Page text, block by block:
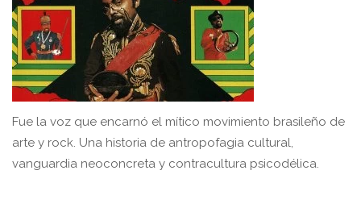
Fue la voz que encarnó el mítico movimiento brasileño de
arte y rock. Una historia de antropofagia cultural,
vanguardia neoconcreta y contracultura psicodélica.